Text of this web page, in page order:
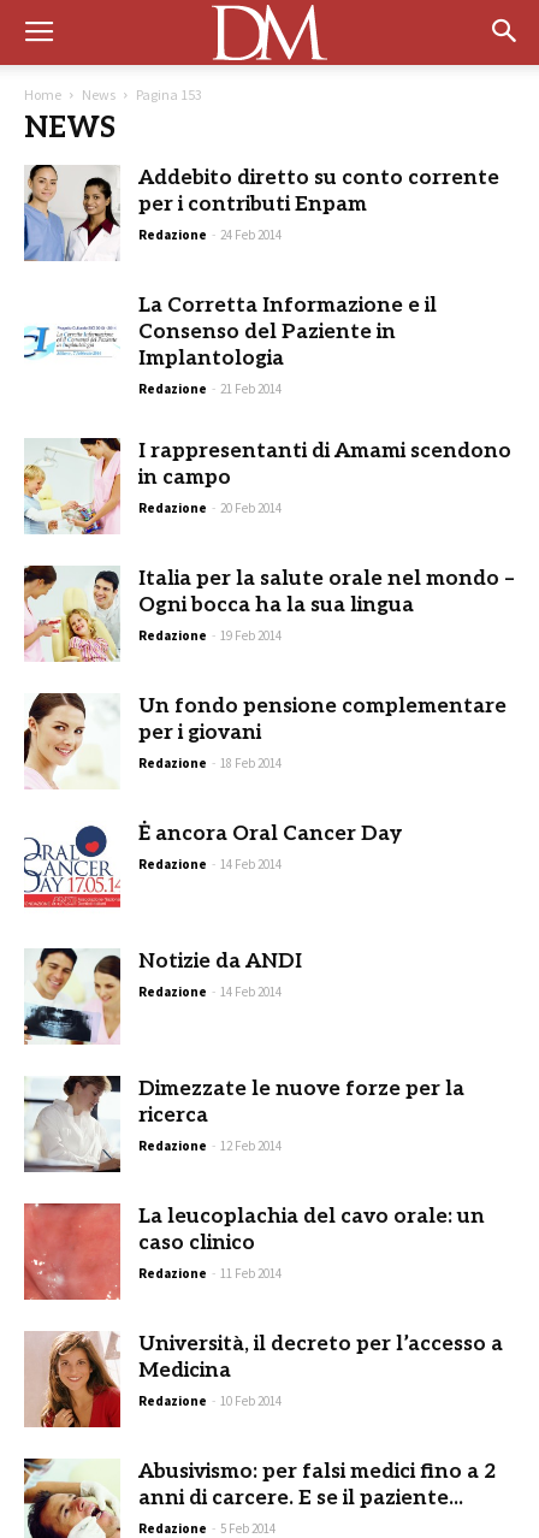
Home News Pagina 153
NEWS
Addebito diretto su conto corrente
per i contributi Enpam
Redazione - 24 Feb 2014
La Corretta Informazione e il
Consenso del Paziente in
Implantologia
Redazione - 21 Feb 2014
I rappresentanti di Amami scendono
in campo
Redazione - 20 Feb 2014
Italia per la salute orale nel mondo –
Ogni bocca ha la sua lingua
Redazione - 19 Feb 2014
Un fondo pensione complementare
per i giovani
Redazione - 18 Feb 2014
Ė ancora Oral Cancer Day
Redazione - 14 Feb 2014
Notizie da ANDI
Redazione - 14 Feb 2014
Dimezzate le nuove forze per la
ricerca
Redazione - 12 Feb 2014
La leucoplachia del cavo orale: un
caso clinico
Redazione - 11 Feb 2014
Università, il decreto per l’accesso a
Medicina
Redazione - 10 Feb 2014
Abusivismo: per falsi medici fino a 2
anni di carcere. E se il paziente...
Redazione - 5 Feb 2014